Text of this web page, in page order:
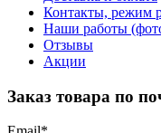
Контакты, режим
Наши работы
Отзывы
Акции
Заказ товара по